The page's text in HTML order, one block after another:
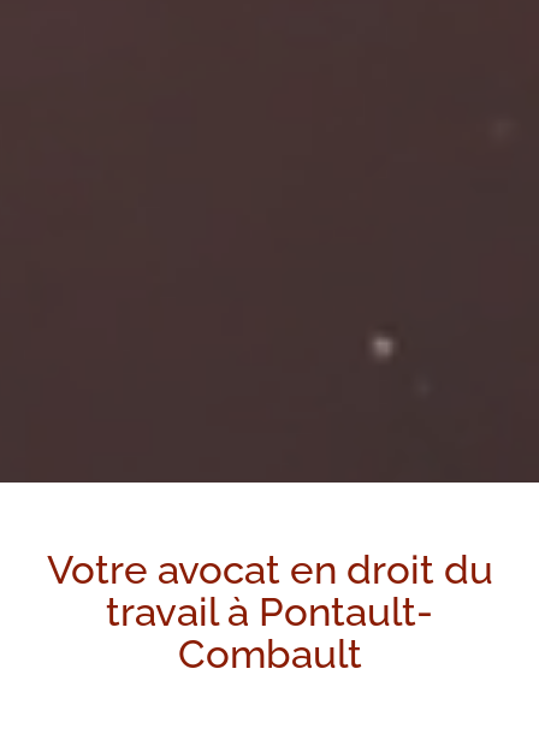
Votre avocat en droit du
travail à Pontault-
Combault